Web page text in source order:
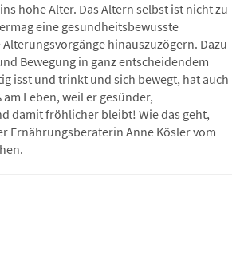
hohe Alter. Das Altern selbst ist nicht zu
eine gesundheitsbewusste
hinauszuzögern. Dazu
Bewegung in ganz entscheidendem
isst und trinkt und sich bewegt, hat auch
Leben, weil er gesünder,
damit fröhlicher bleibt! Wie das geht,
Ernährungsberaterin Anne Kösler vom